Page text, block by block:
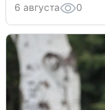
6 августа 0